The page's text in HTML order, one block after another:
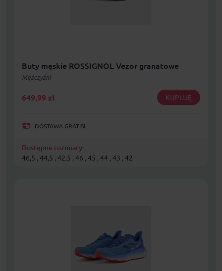
Buty męskie ROSSIGNOL Vezor granatowe
Mężczyźni
649,99 zł KUPUJĘ
DOSTAWA GRATIS!
Dostępne rozmiary:
46,5 , 44,5 , 42,5 , 46 , 45 , 44 , 43 , 42